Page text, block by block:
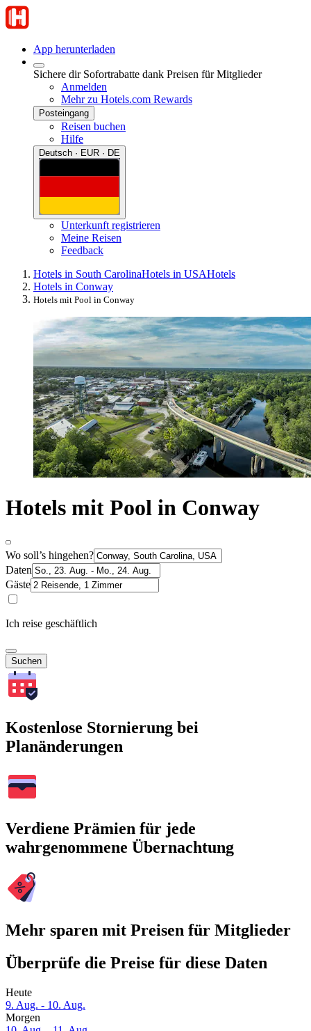
App herunterladen
Sichere dir Sofortrabatte dank Preisen für Mitglieder
Anmelden
Mehr zu Hotels.com Rewards
Posteingang
Reisen buchen
Hilfe
Deutsch · EUR · DE
Unterkunft registrieren
Meine Reisen
Feedback
Hotels in South CarolinaHotels in USAHotels
Hotels in Conway
Hotels mit Pool in Conway
Hotels mit Pool in Conway
Wo soll’s hingehen?
Daten
Gäste
Ich reise geschäftlich
Suchen
Kostenlose Stornierung bei
Planänderungen
Verdiene Prämien für jede
wahrgenommene Übernachtung
Mehr sparen mit Preisen für Mitglieder
Überprüfe die Preise für diese Daten
Heute
9. Aug. - 10. Aug.
Morgen